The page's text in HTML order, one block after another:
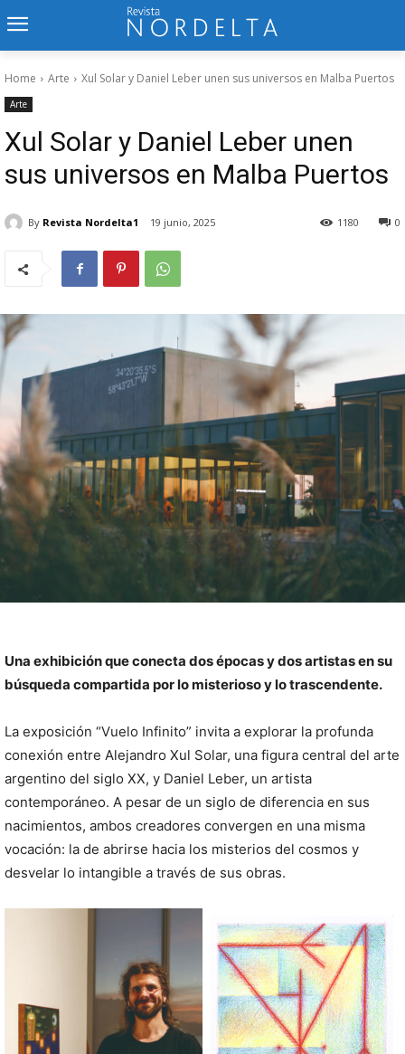
Home Arte Xul Solar y Daniel Leber unen sus universos en Malba Puertos
Arte
Xul Solar y Daniel Leber unen
sus universos en Malba Puertos
By Revista Nordelta1 19 junio, 2025 0
1180
Una exhibición que conecta dos épocas y dos artistas en su
búsqueda compartida por lo misterioso y lo trascendente.
La exposición “Vuelo Infinito” invita a explorar la profunda
conexión entre Alejandro Xul Solar, una figura central del arte
argentino del siglo XX, y Daniel Leber, un artista
contemporáneo. A pesar de un siglo de diferencia en sus
nacimientos, ambos creadores convergen en una misma
vocación: la de abrirse hacia los misterios del cosmos y
desvelar lo intangible a través de sus obras.